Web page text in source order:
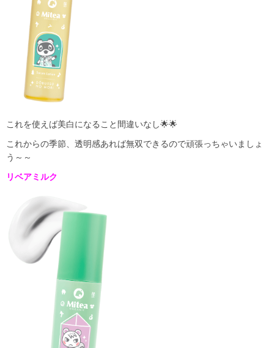
これを使えば美白になること間違いなし🌟🌟
これからの季節、透明感あれば無双できるので頑張っちゃいましょ
う～～
リベアミルク